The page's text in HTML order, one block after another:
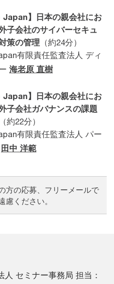
Japan】日本の親会社にお
子会社のサイバーセキュ
策の管理 （約24分）
有限責任監査法人 ディ
海老原 直樹
Japan】日本の親会社にお
子会社ガバナンスの課題
（約22分）
有限責任監査法人 パー
田中 洋範
方の応募、フリーメールで
慮ください。
セミナー事務局 担当：